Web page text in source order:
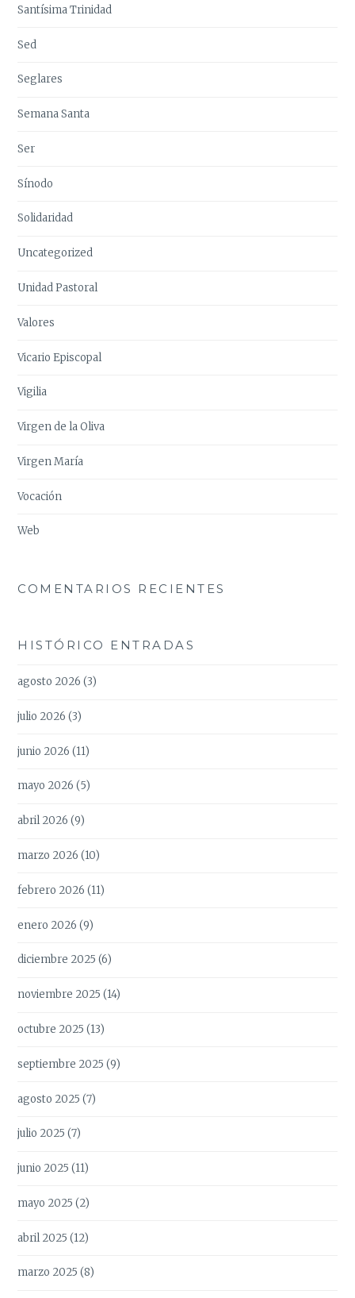
Santísima Trinidad
Sed
Seglares
Semana Santa
Ser
Sínodo
Solidaridad
Uncategorized
Unidad Pastoral
Valores
Vicario Episcopal
Vigilia
Virgen de la Oliva
Virgen María
Vocación
Web
COMENTARIOS RECIENTES
HISTÓRICO ENTRADAS
agosto 2026 (3)
julio 2026 (3)
junio 2026 (11)
mayo 2026 (5)
abril 2026 (9)
marzo 2026 (10)
febrero 2026 (11)
enero 2026 (9)
diciembre 2025 (6)
noviembre 2025 (14)
octubre 2025 (13)
septiembre 2025 (9)
agosto 2025 (7)
julio 2025 (7)
junio 2025 (11)
mayo 2025 (2)
abril 2025 (12)
marzo 2025 (8)